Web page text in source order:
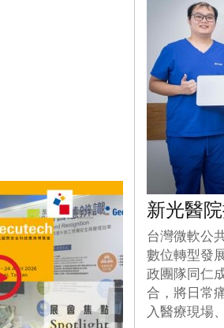
新光醫
台灣微軟公
數位轉型發
政團隊同仁
合，將日常
入醫療現場